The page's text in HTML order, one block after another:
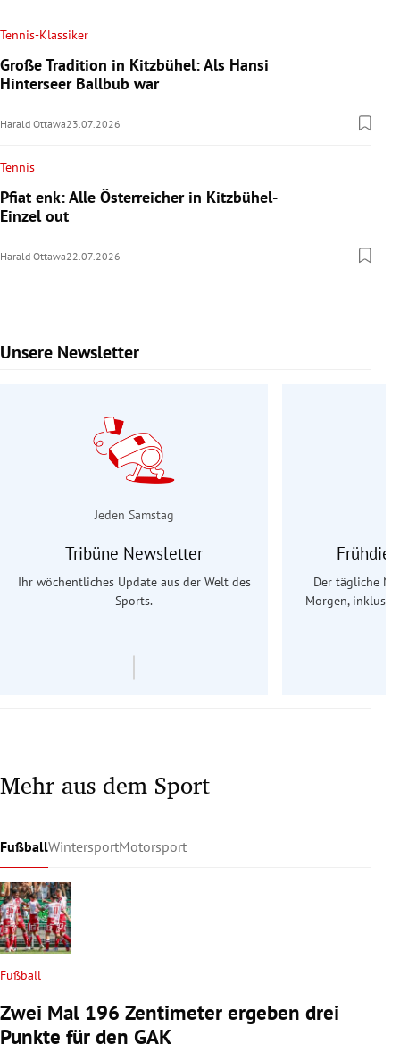
Tennis-Klassiker
Große Tradition in Kitzbühel: Als Hansi
Hinterseer Ballbub war
Harald Ottawa23.07.2026
Tennis
Pfiat enk: Alle Österreicher in Kitzbühel-
Einzel out
Harald Ottawa22.07.2026
Unsere Newsletter
Slide 1 von 9
Jeden Samstag
Tribüne Newsletter
Ihr wöchentliches Update aus der Welt des
Sports.
Der tägliche
Morgen,
Mehr aus dem Sport
FußballWintersportMotorsport
Fußball
Zwei Mal 196 Zentimeter ergeben drei
Punkte für den GAK